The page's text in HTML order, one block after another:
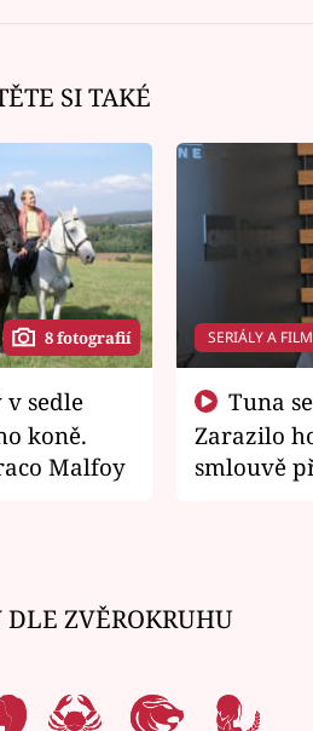
SI TAKÉ
8 fotografií
koně.
Malfoy
SERIÁLY A
Zarazilo
smlouvě
DLE ZVĚROKRUHU